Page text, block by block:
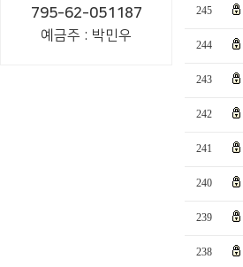
795-62-051187
예금주 : 박민우
245
244
243
242
241
240
239
238